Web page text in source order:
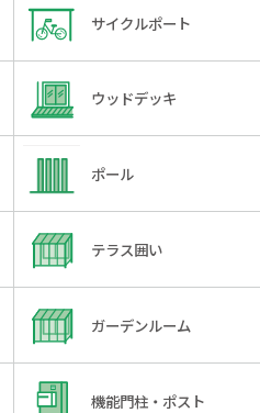
サイクルポート
ウッドデッキ
ポール
テラス囲い
ガーデンルーム
機能門柱・ポスト